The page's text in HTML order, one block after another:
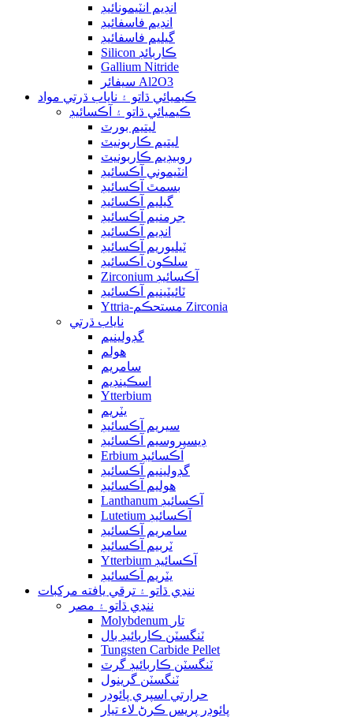
انڊيم انٽيمونائيڊ
انڊيم فاسفائيڊ
گيليم فاسفائيڊ
Silicon ڪاربائڊ
Gallium Nitride
سيفائر Al2O3
ڪيميائي ڌاتو ۽ ناياب ڌرتي مواد
ڪيميائي ڌاتو ۽ آڪسائيڊ
ليتيم بورٽ
ليتيم ڪاربونيٽ
روبيڊيم ڪاربونيٽ
انٽيموني آڪسائيڊ
بسمٿ آڪسائيڊ
گيليم آڪسائيڊ
جرمنيم آڪسائيڊ
انڊيم آڪسائيڊ
ٽيليوريم آڪسائيڊ
سلڪون آڪسائيڊ
Zirconium آڪسائيڊ
ٽائيٽينيم آڪسائيڊ
Yttria-مستحڪم Zirconia
ناياب ڌرتي
گڊولينيم
هولم
سامريم
اسڪينڊيم
Ytterbium
يٽريم
سيريم آڪسائيڊ
ڊيسپروسيم آڪسائيڊ
Erbium آڪسائيڊ
گڊولينيم آڪسائيڊ
هوليم آڪسائيڊ
Lanthanum آڪسائيڊ
Lutetium آڪسائيڊ
سامريم آڪسائيڊ
ٽربيم آڪسائيڊ
Ytterbium آڪسائيڊ
يٽريم آڪسائيڊ
ننڍي ڌاتو ۽ ترقي يافته مرکبات
ننڍي ڌاتو ۽ مصر
Molybdenum تار
ٽنگسٽن ڪاربائيڊ بال
Tungsten Carbide Pellet
ٽنگسٽن ڪاربائيڊ گرٽ
ٽنگسٽن گرينول
حرارتي اسپري پائوڊر
پائوڊر پريس ڪرڻ لاء تيار